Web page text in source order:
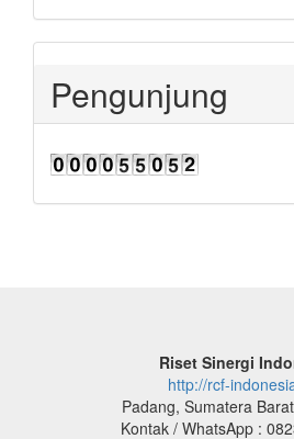
Pengunjung
Riset Sinergi
http://rcf-
Padang, Sumatera
Kontak / WhatsApp :